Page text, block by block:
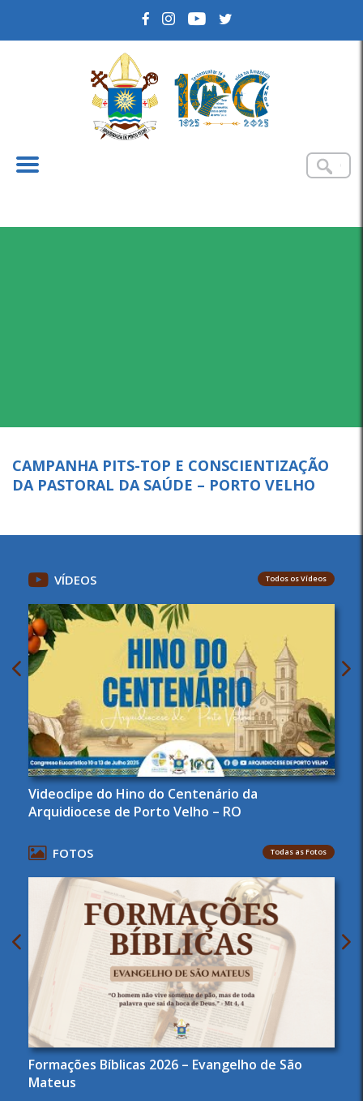
CAMPANHA PITS-TOP E CONSCIENTIZAÇÃO
DA PASTORAL DA SAÚDE – PORTO VELHO
VÍDEOS Todos os Vídeos
Videoclipe do Hino do Centenário da
Arquidiocese de Porto Velho – RO
FOTOS Todas as Fotos
Formações Bíblicas 2026 – Evangelho de São
Mateus